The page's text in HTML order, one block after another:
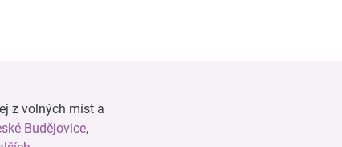
z volných míst a
Budějovice,